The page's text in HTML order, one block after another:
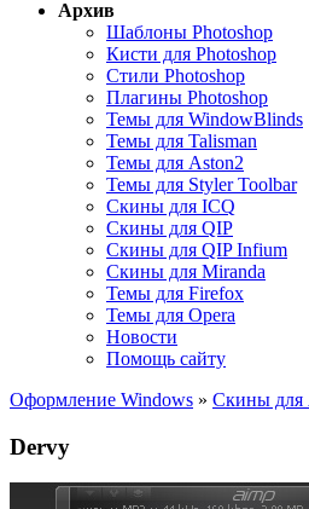
Архив
Шаблоны Photoshop
Кисти для Photoshop
Стили Photoshop
Плагины Photoshop
Темы для WindowBlinds
Темы для Talisman
Темы для Aston2
Темы для Styler Toolbar
Скины для ICQ
Скины для QIP
Скины для QIP Infium
Скины для Miranda
Темы для Firefox
Темы для Opera
Новости
Помощь сайту
Оформление Windows » Скины для
Dervy